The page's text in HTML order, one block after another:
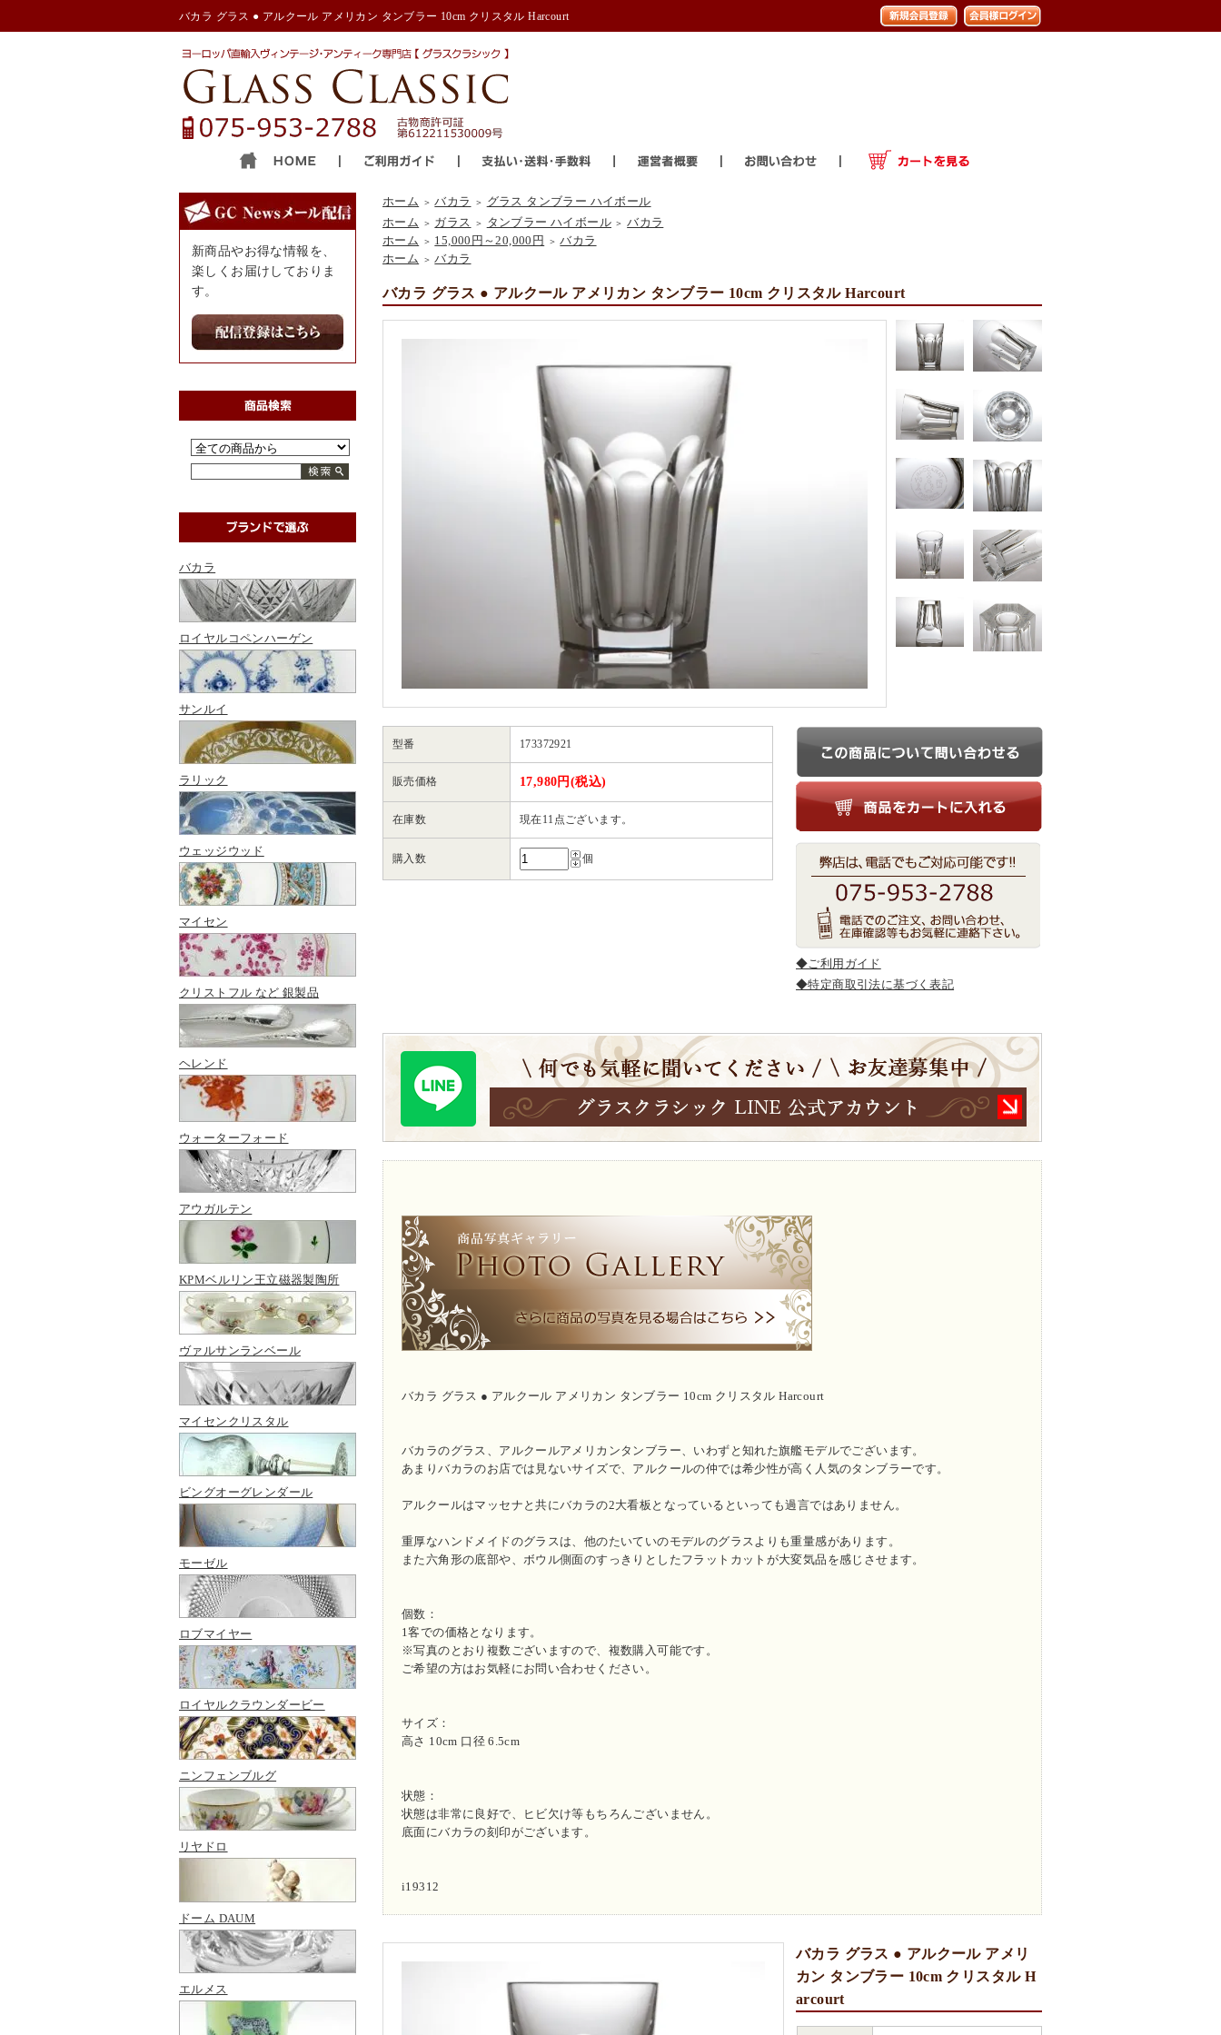
バカラ グラス ● アルクール アメリカン タンブラー 10cm クリスタル Harcourt
新商品やお得な情報を、
楽しくお届けしておりま
す。
バカラ
ロイヤルコペンハーゲン
サンルイ
ラリック
ウェッジウッド
マイセン
クリストフル など 銀製品
ヘレンド
ウォーターフォード
アウガルテン
KPMベルリン王立磁器製陶所
ヴァルサンランベール
マイセンクリスタル
ビングオーグレンダール
モーゼル
ロブマイヤー
ロイヤルクラウンダービー
ニンフェンブルグ
リヤドロ
ドーム DAUM
エルメス
ホーム ＞ バカラ ＞
グラス タンブラー ハイボール
ホーム
＞ ガラス ＞ タンブラー ハイボール ＞ バカラ
ホーム
＞ 15,000円～20,000円 ＞ バカラ
ホーム
＞ バカラ
バカラ グラス ● アルクール アメリカン タンブラー 10cm クリスタル Harcourt
型番 173372921
販売価格 17,980円(税込)
在庫数 現在11点ございます。
購入数 個
◆ご利用ガイド
◆特定商取引法に基づく表記
バカラ グラス ● アルクール アメリカン タンブラー 10cm クリスタル Harcourt
バカラのグラス、アルクールアメリカンタンブラー、いわずと知れた旗艦モデルでございます。
あまりバカラのお店では見ないサイズで、アルクールの仲では希少性が高く人気のタンブラーです。
アルクールはマッセナと共にバカラの2大看板となっているといっても過言ではありません。
重厚なハンドメイドのグラスは、他のたいていのモデルのグラスよりも重量感があります。
また六角形の底部や、ボウル側面のすっきりとしたフラットカットが大変気品を感じさせます。
個数：
1客での価格となります。
※写真のとおり複数ございますので、複数購入可能です。
ご希望の方はお気軽にお問い合わせください。
サイズ：
高さ 10cm 口径 6.5cm
状態：
状態は非常に良好で、ヒビ欠け等もちろんございません。
底面にバカラの刻印がございます。
i19312
バカラ グラス ● アルクール アメリ
カン タンブラー 10cm クリスタル H
arcourt